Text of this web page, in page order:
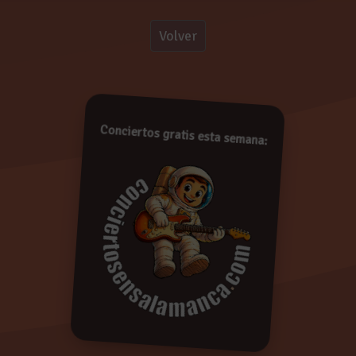
Protección de Datos de Carácter Personal, le
pasarán a formar parte de la base de datos de
derecho a acceder a la información recopilada y
oponerse a su tratamiento enviando un e-mail a
indicando su nombre, apellidos y dirección. Si en el
respuesta entenderemos que da su consentimiento
cualquier momento. Más información:
Volver
Conciertos gratis esta semana: